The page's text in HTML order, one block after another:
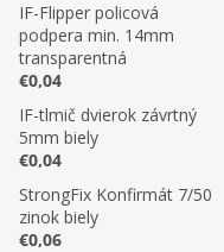
IF-Flipper policová
podpera min. 14mm
transparentná
€0,04
IF-tlmič dvierok závrtný
5mm biely
€0,04
StrongFix Konfirmát 7/50
zinok biely
€0,06